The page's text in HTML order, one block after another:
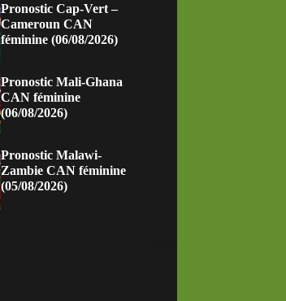
Pronostic Cap-Vert –
Cameroun CAN
féminine (06/08/2026)
Pronostic Mali-Ghana
CAN féminine
(06/08/2026)
Pronostic Malawi-
Zambie CAN féminine
(05/08/2026)